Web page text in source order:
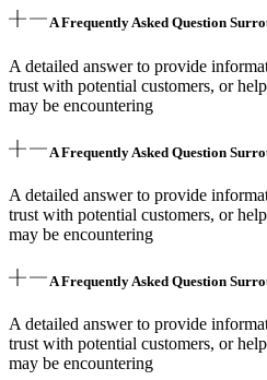
A Frequently Asked Question
A detailed answer to provide
trust with potential customers, or
may be encountering
A Frequently Asked Question
A detailed answer to provide
trust with potential customers, or
may be encountering
A Frequently Asked Question
A detailed answer to provide
trust with potential customers, or
may be encountering